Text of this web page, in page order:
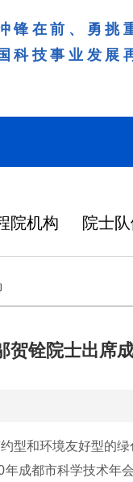
锋在前、勇
科技事业发展
院机构 院士队
贺铨院士出席
型和环境友好型的
成都市科学技术